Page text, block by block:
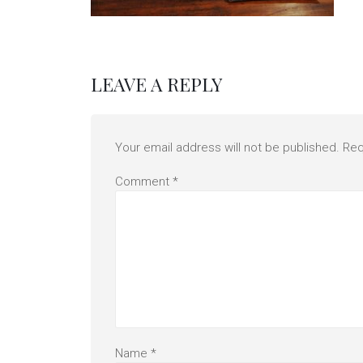
LEAVE A REPLY
Your email address will not be published.
Comment *
Name *